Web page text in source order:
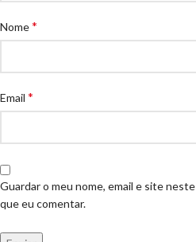
Nome*
Email *
Guardar o meu nome, email e site
que eu comentar.